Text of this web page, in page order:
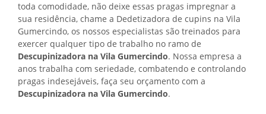
toda comodidade, não deixe essas pragas impregnar a
sua residência, chame a Dedetizadora de cupins na Vila
Gumercindo, os nossos especialistas são treinados para
exercer qualquer tipo de trabalho no ramo de
Descupinizadora na Vila Gumercindo. Nossa empresa a
anos trabalha com seriedade, combatendo e controlando
pragas indesejáveis, faça seu orçamento com a
Descupinizadora na Vila Gumercindo.